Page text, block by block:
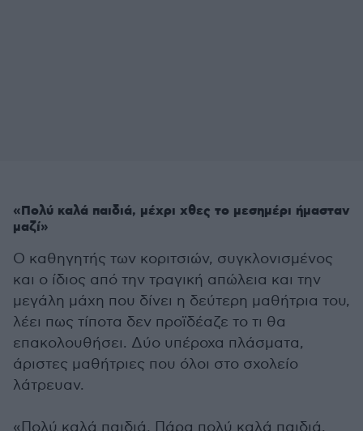
«Πολύ καλά παιδιά, μέχρι χθες το μεσημέρι ήμασταν
μαζί»
Ο καθηγητής των κοριτσιών, συγκλονισμένος
και ο ίδιος από την τραγική απώλεια και την
μεγάλη μάχη που δίνει η δεύτερη μαθήτρια του,
λέει πως τίποτα δεν προϊδέαζε το τι θα
επακολουθήσει. Δύο υπέροχα πλάσματα,
άριστες μαθήτριες που όλοι στο σχολείο
λάτρευαν.
«Πολύ καλά παιδιά. Πάρα πολύ καλά παιδιά.